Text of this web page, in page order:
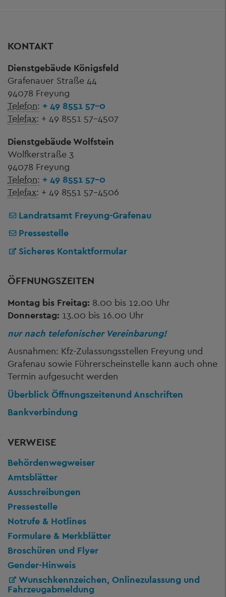
KONTAKT
Dienstgebäude Königsfeld
Grafenauer Straße 44
94078 Freyung
Telefon: + 49 8551 57-0
Telefax: + 49 8551 57-4507
Dienstgebäude Wolfstein
Wolfkerstraße 3
94078 Freyung
Telefon: + 49 8551 57-0
Telefax: + 49 8551 57-4506
Landratsamt Freyung-Grafenau
Pressestelle
Sicheres Kontaktformular
ÖFFNUNGSZEITEN
Montag bis Freitag: 8.00 bis 12.00 Uhr
Donnerstag: 13.00 bis 16.00 Uhr
nur nach telefonischer Vereinbarung!
Ausnahmen: Kfz-Zulassungsstellen Freyung und
Grafenau sowie Führerscheinstelle kann auch ohne
Termin aufgesucht werden
Überblick Öffnungszeitenund Anschriften
Bankverbindung
VERWEISE
Behördenwegweiser
Amtsblätter
Ausschreibungen
Pressestelle
Notrufe & Hotlines
Formulare & Merkblätter
Broschüren und Flyer
Gender-Hinweis
Wunschkennzeichen, Onlinezulassung und
Fahrzeugabmeldung